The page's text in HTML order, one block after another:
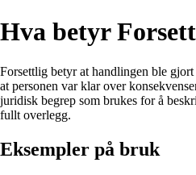
Hva betyr
Forsettlig betyr at handlingen ble
at personen var klar over
juridisk begrep som brukes for å
fullt overlegg.
Eksempler på bruk